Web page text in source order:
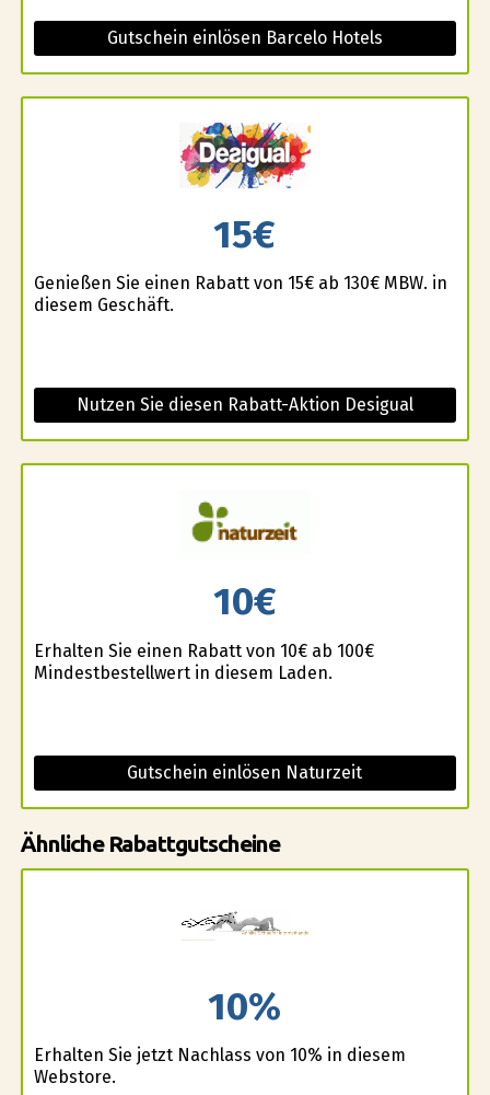
Gutschein einlösen Barcelo Hotels
15€
Genießen Sie einen Rabatt von 15€ ab 130€ MBW. in
diesem Geschäft.
Nutzen Sie diesen Rabatt-Aktion Desigual
10€
Erhalten Sie einen Rabatt von 10€ ab 100€
Mindestbestellwert in diesem Laden.
Gutschein einlösen Naturzeit
Ähnliche Rabattgutscheine
10%
Erhalten Sie jetzt Nachlass von 10% in diesem
Webstore.